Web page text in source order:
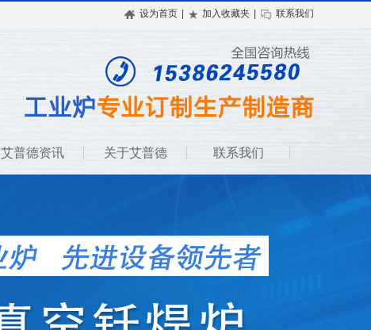
设为首页 加入收藏夹 联系我们
艾普德资讯 关于艾普德 联系我们